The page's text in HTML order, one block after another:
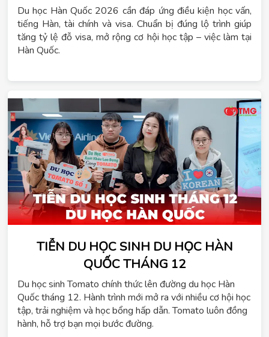
Du học Hàn Quốc 2026 cần đáp ứng điều kiện học vấn,
tiếng Hàn, tài chính và visa. Chuẩn bị đúng lộ trình giúp
tăng tỷ lệ đỗ visa, mở rộng cơ hội học tập – việc làm tại
Hàn Quốc.
TIỄN DU HỌC SINH DU HỌC HÀN
QUỐC THÁNG 12
ChatGPT
đã
nói:
Du học sinh Tomato chính thức lên đường du học Hàn
Quốc tháng 12. Hành trình mới mở ra với nhiều cơ hội học
tập, trải nghiệm và học bổng hấp dẫn. Tomato luôn đồng
hành, hỗ trợ bạn mọi bước đường.